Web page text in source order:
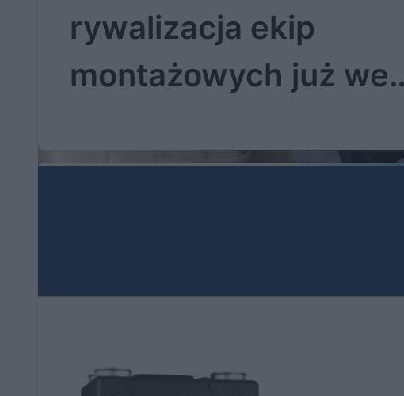
rywalizacja ekip
montażowych już we
stolarki otworowej w